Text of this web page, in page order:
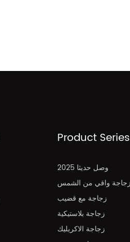
Product Series
2025 وصل حديثا
زجاجة واقي من الشمس
زجاجة مع قضيب
زجاجة بلاستيكية
زجاجة الاكريليك